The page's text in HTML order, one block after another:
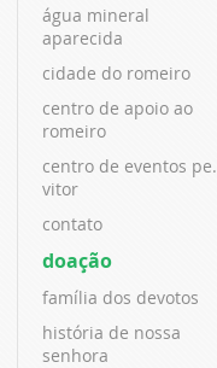
água mineral
aparecida
cidade do romeiro
centro de apoio ao
romeiro
centro de eventos pe.
vitor
contato
doação
família dos devotos
história de nossa
senhora